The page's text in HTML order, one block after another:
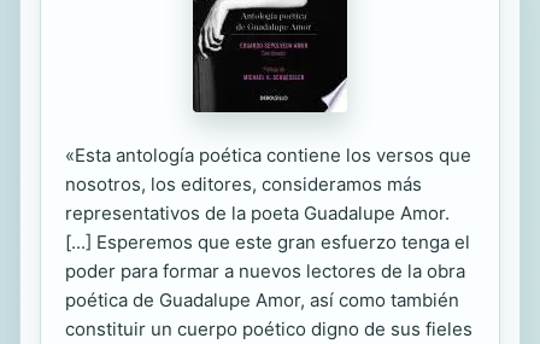
«Esta antología poética contiene los versos que
nosotros, los editores, consideramos más
representativos de la poeta Guadalupe Amor.
[...] Esperemos que este gran esfuerzo tenga el
poder para formar a nuevos lectores de la obra
poética de Guadalupe Amor, así como también
constituir un cuerpo poético digno de sus fieles